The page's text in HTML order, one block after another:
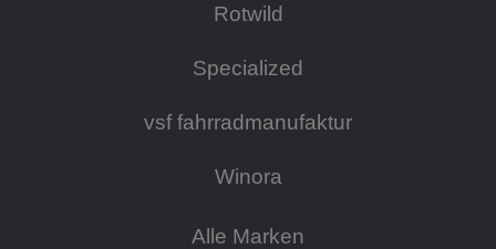
Rotwild
Specialized
vsf fahrradmanufaktur
Winora
Alle Marken